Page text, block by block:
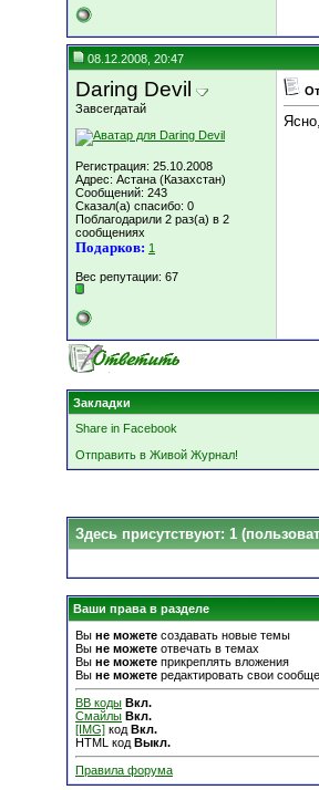
08.12.2008, 20:47
Daring Devil
Завсегдатай
Регистрация: 25.10.2008
Адрес: Астана (Казахстан)
Сообщений: 243
Сказал(а) спасибо: 0
Поблагодарили 2 раз(а) в 2
сообщениях
Подарков: 1
Вес репутации: 67
Закладки
Share in Facebook
Отправить в Живой Журнал!
Здесь присутствуют: 1
Ваши права в разделе
Вы не можете создавать новые темы
Вы не можете отвечать в темах
Вы не можете прикреплять вложения
Вы не можете редактировать свои
BB коды Вкл.
Смайлы Вкл.
[IMG] код Вкл.
HTML код Выкл.
Правила форума